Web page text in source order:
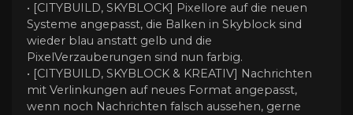
• [CITYBUILD, SKYBLOCK] Pixellore auf die neuen
Systeme angepasst, die Balken in Skyblock sind
wieder blau anstatt gelb und die
PixelVerzauberungen sind nun farbig.
• [CITYBUILD, SKYBLOCK & KREATIV] Nachrichten
mit Verlinkungen auf neues Format angepasst,
wenn noch Nachrichten falsch aussehen, gerne